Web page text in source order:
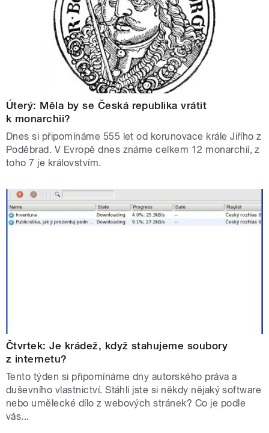
Úterý: Měla by se Česká republika vrátit
k monarchii?
Dnes si připomínáme 555 let od korunovace krále Jiřího z
Poděbrad. V Evropě dnes známe celkem 12 monarchií, z
toho 7 je královstvím.
Čtvrtek: Je krádež, když stahujeme soubory
z internetu?
Tento týden si připomínáme dny autorského práva a
duševního vlastnictví. Stáhli jste si někdy nějaký software
nebo umělecké dílo z webových stránek? Co je podle
vás...